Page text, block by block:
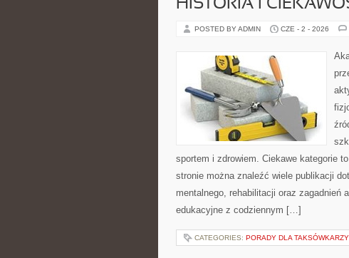
HISTORIA I
POSTED BY ADMIN CZE - 2 - 2026
sportem i zdrowiem. Ciekawe kategorie
stronie można znaleźć wiele publikacji
mentalnego, rehabilitacji oraz zagadnień
edukacyjne z codziennym […]
CATEGORIES: PORADY DLA TAKSÓWKARZY